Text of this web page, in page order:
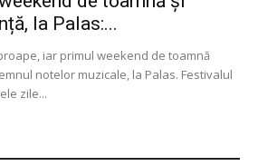
la Palas:...
iar primul weekend de toamnă
notelor muzicale, la Palas. Festivalul
zile...